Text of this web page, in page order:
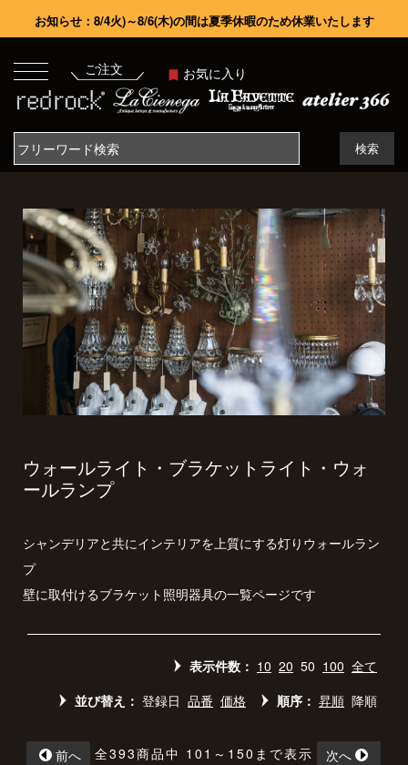
お知らせ：8/4火)～8/6(木)の間は夏季休暇のため休業いたします
ご注文 お気に入り
検索
ウォールライト・ブラケットライト・ウォ
ールランプ
シャンデリアと共にインテリアを上質にする灯りウォールラン
プ
壁に取付けるブラケット照明器具の一覧ページです
表示件数： 10 20 50 100 全て
並び替え： 登録日 品番 価格 順序： 昇順 降順
全393商品中 101～150まで表示
前へ 次へ